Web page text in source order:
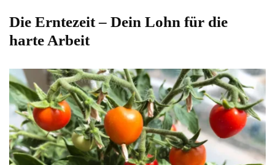
Die Erntezeit – Dein Lohn für die
harte Arbeit